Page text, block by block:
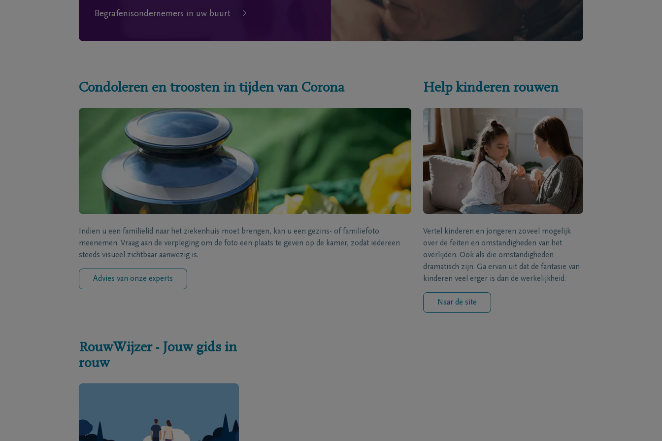
Begrafenisondernemers in uw buurt
Condoleren en troosten in tijden van Corona
Indien u een familielid naar het ziekenhuis moet brengen, kan u een gezins- of familiefoto
meenemen. Vraag aan de verpleging om de foto een plaats te geven op de kamer, zodat iedereen
steeds visueel zichtbaar aanwezig is.
Advies van onze experts
Help kinderen rouwen
Vertel kinderen en jongeren zoveel mogelijk
over de feiten en omstandigheden van het
overlijden. Ook als die omstandigheden
dramatisch zijn. Ga ervan uit dat de fantasie van
kinderen veel erger is dan de werkelijkheid.
Naar de site
RouwWijzer - Jouw gids in
rouw